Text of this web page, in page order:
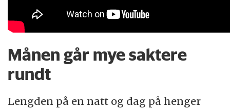
Månen går mye saktere
rundt
Lengden på en natt og dag på henger